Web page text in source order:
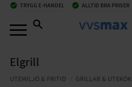
check_circle TRYGG E-HANDEL check_circle ALLTID BRA PRISER
Elgrill
UTEMILJÖ & FRITID GRILLAR & UTEKÖK